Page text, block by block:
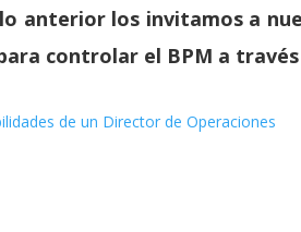
anterior los invitamos a
controlar el BPM a través
de un Director de Operaciones